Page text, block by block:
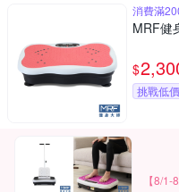
消費滿
MRF健
$
挑戰低價
【8/